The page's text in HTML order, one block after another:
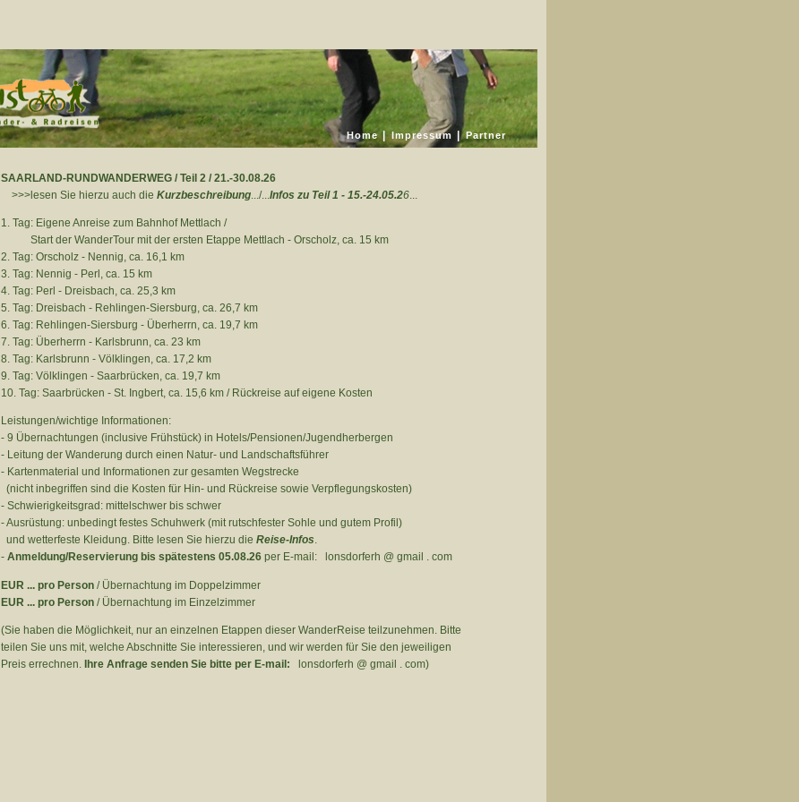
Home|Impressum |Partner
SAARLAND-RUNDWANDERWEG / Teil 2 / 21.-30.08.26
>>>lesen Sie hierzu auch die Kurzbeschreibung.../...Infos zu Teil 1 - 15.-24.05.26...
1. Tag: Eigene Anreise zum Bahnhof Mettlach /
Start der WanderTour mit der ersten Etappe Mettlach - Orscholz, ca. 15 km
2. Tag: Orscholz - Nennig, ca. 16,1 km
3. Tag: Nennig - Perl, ca. 15 km
4. Tag: Perl - Dreisbach, ca. 25,3 km
5. Tag: Dreisbach - Rehlingen-Siersburg, ca. 26,7 km
6. Tag: Rehlingen-Siersburg - Überherrn, ca. 19,7 km
7. Tag: Überherrn - Karlsbrunn, ca. 23 km
8. Tag: Karlsbrunn - Völklingen, ca. 17,2 km
9. Tag: Völklingen - Saarbrücken, ca. 19,7 km
10. Tag: Saarbrücken - St. Ingbert, ca. 15,6 km / Rückreise auf eigene Kosten
Leistungen/wichtige Informationen:
- 9 Übernachtungen (inclusive Frühstück) in Hotels/Pensionen/Jugendherbergen
- Leitung der Wanderung durch einen Natur- und Landschaftsführer
- Kartenmaterial und Informationen zur gesamten Wegstrecke
(nicht inbegriffen sind die Kosten für Hin- und Rückreise sowie Verpflegungskosten)
- Schwierigkeitsgrad: mittelschwer bis schwer
- Ausrüstung: unbedingt festes Schuhwerk (mit rutschfester Sohle und gutem Profil)
und wetterfeste Kleidung. Bitte lesen Sie hierzu die Reise-Infos.
- Anmeldung/Reservierung bis spätestens 05.08.26 per E-mail: lonsdorferh @ gmail . com
EUR ... pro Person / Übernachtung im Doppelzimmer
EUR ... pro Person / Übernachtung im Einzelzimmer
(Sie haben die Möglichkeit, nur an einzelnen Etappen dieser WanderReise teilzunehmen. Bitte
teilen Sie uns mit, welche Abschnitte Sie interessieren, und wir werden für Sie den jeweiligen
Preis errechnen. Ihre Anfrage senden Sie bitte per E-mail: lonsdorferh @ gmail . com)